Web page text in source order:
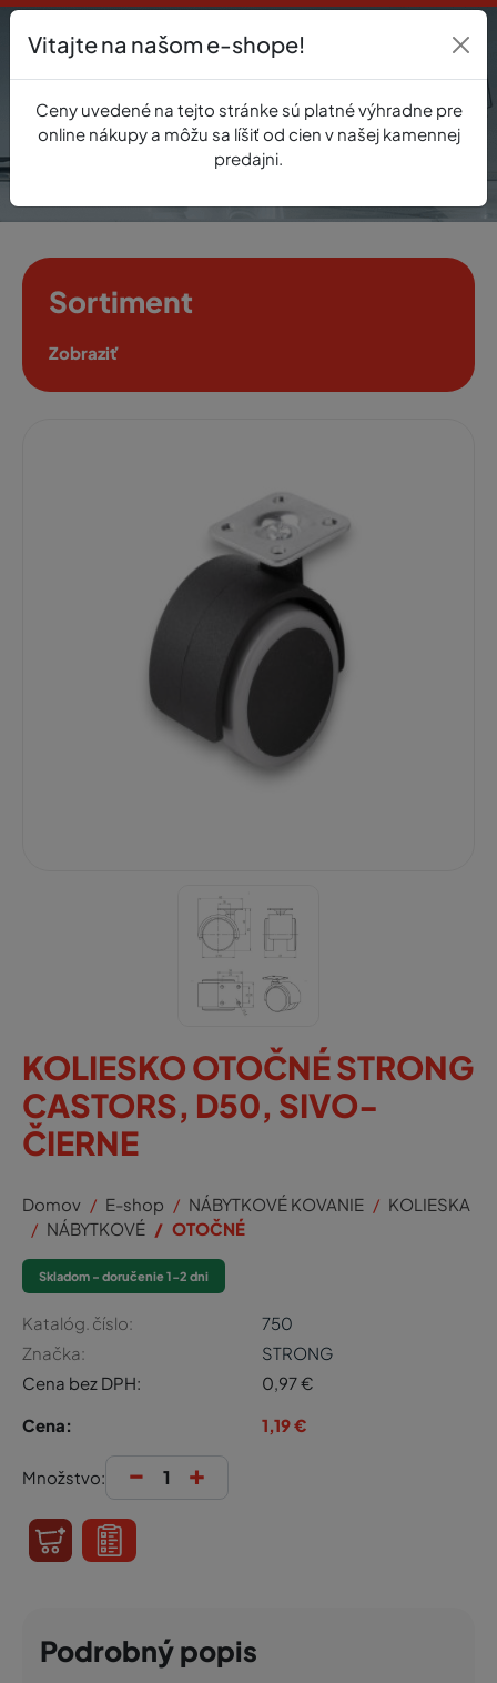
0
Sortiment
Zobraziť
KOLIESKO OTOČNÉ STRONG
CASTORS, D50, SIVO-
ČIERNE
Domov E-shop NÁBYTKOVÉ KOVANIE
KOLIESKA
NÁBYTKOVÉ
OTOČNÉ
Skladom - doručenie 1-2 dni
Katalóg. číslo:
750
Značka:
STRONG
Cena bez DPH:
0,97€
Cena:
1,19€
Množstvo: - +
Podrobný popis
Vitajte na našom e-shope!
Ceny uvedené na tejto stránke sú platné výhradne pre
online nákupy a môžu sa líšiť od cien v našej kamennej
predajni.